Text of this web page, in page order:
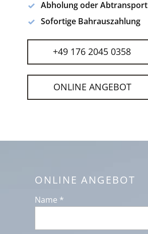
Abholung oder Abtransport
Sofortige Bahrauszahlung
+49 176 2045 0358
ONLINE ANGEBOT
ONLINE ANGEBOT
Name *